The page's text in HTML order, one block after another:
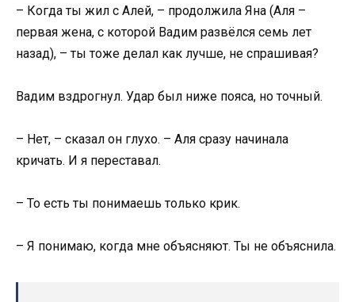
– Когда ты жил с Алей, – продолжила Яна (Аля –
первая жена, с которой Вадим развёлся семь лет
назад), – ты тоже делал как лучше, не спрашивая?
Вадим вздрогнул. Удар был ниже пояса, но точный.
– Нет, – сказал он глухо. – Аля сразу начинала
кричать. И я переставал.
– То есть ты понимаешь только крик.
– Я понимаю, когда мне объясняют. Ты не объяснила.